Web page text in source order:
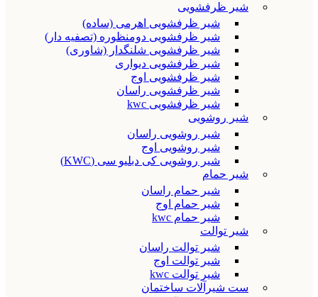
شیر ظرفشویی
شیر ظرفشویی اهرمی (ساده)
شیر ظرفشویی دومنظوره (تصفیه دار)
شیر ظرفشویی شلنگدار (شاوری)
شیر ظرفشویی دیواری
شیر ظرفشویی اوج
شیر ظرفشویی راسان
شیر ظرفشویی kwc
شیر روشویی
شیر روشویی راسان
شیر روشویی اوج
شیر روشویی کی دبلیو سی (KWC)
شیر حمام
شیر حمام راسان
شیر حمام اوج
شیر حمام kwc
شیر توالت
شیر توالت راسان
شیر توالت اوج
شیر توالت kwc
ست شیرآلات ساختمان